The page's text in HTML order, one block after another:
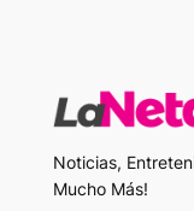
Noticias,
Mucho Más!